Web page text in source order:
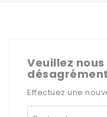
Veuillez
Effectuez une